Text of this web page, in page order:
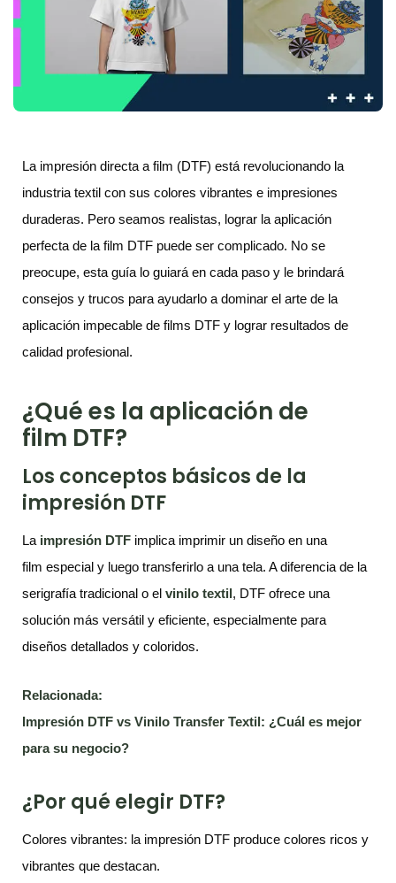
La impresión directa a film (DTF) está revolucionando la
industria textil con sus colores vibrantes e impresiones
duraderas. Pero seamos realistas, lograr la aplicación
perfecta de la film DTF puede ser complicado. No se
preocupe, esta guía lo guiará en cada paso y le brindará
consejos y trucos para ayudarlo a dominar el arte de la
aplicación impecable de films DTF y lograr resultados de
calidad profesional.
¿Qué es la aplicación de
film DTF?
Los conceptos básicos de la
impresión DTF
La impresión DTF implica imprimir un diseño en una
film especial y luego transferirlo a una tela. A diferencia de la
serigrafía tradicional o el vinilo textil, DTF ofrece una
solución más versátil y eficiente, especialmente para
diseños detallados y coloridos.
Relacionada:
Impresión DTF vs Vinilo Transfer Textil: ¿Cuál es mejor
para su negocio?
¿Por qué elegir DTF?
Colores vibrantes: la impresión DTF produce colores ricos y
vibrantes que destacan.